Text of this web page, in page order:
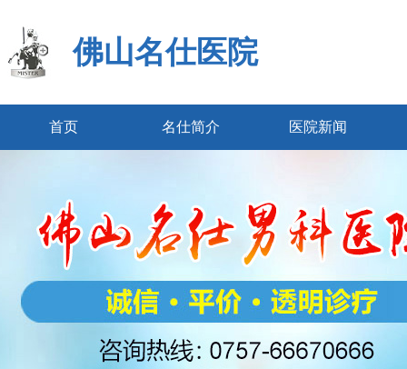
佛山名仕医院
首页 名仕简介 医院新闻